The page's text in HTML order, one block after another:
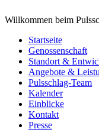
Willkommen beim
Startseite
Genossenschaft
Standort &
Angebote &
Pulsschlag-Team
Kalender
Einblicke
Kontakt
Presse